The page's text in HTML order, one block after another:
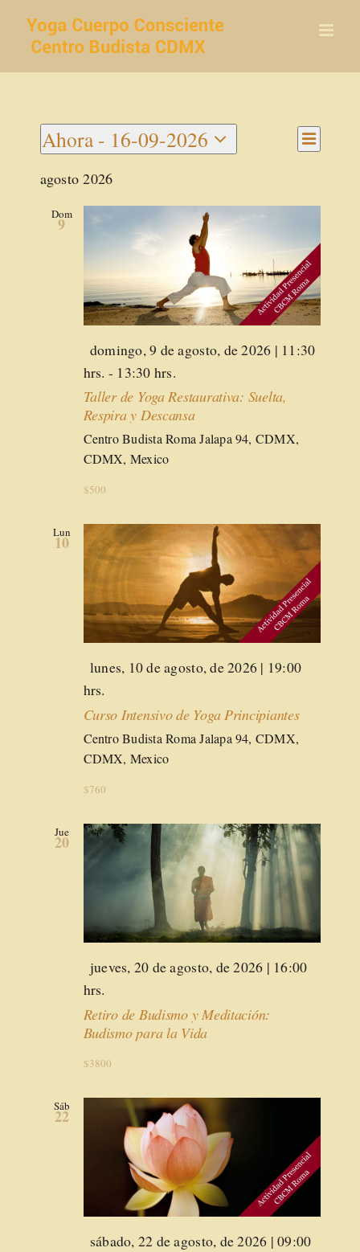
contenido
de
Lista
Ahora - 16-09-2026
Seleccionar
fecha.
agosto 2026
Dom
9
Destacado
domingo, 9 de agosto, de 2026 | 11:30
hrs. - 13:30 hrs.
Taller de Yoga Restaurativa: Suelta,
Respira y Descansa
Centro Budista RomaJalapa 94, CDMX,
CDMX, Mexico
$500
Lun
10
Destacado
lunes, 10 de agosto, de 2026 | 19:00
hrs.
Curso Intensivo de Yoga Principiantes
Centro Budista RomaJalapa 94, CDMX,
CDMX, Mexico
$760
Jue
20
Destacado
jueves, 20 de agosto, de 2026 | 16:00
hrs.
Retiro de Budismo y Meditación:
Budismo para la Vida
$3800
Sáb
22
Destacado
sábado, 22 de agosto, de 2026 | 09:00